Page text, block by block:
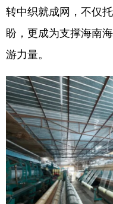
转中织就成网，不仅
盼，更成为支撑海南
游力量。